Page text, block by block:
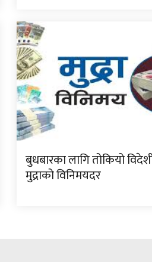
बुधबारका लागि तोकियो
मुद्राको विनिमयदर